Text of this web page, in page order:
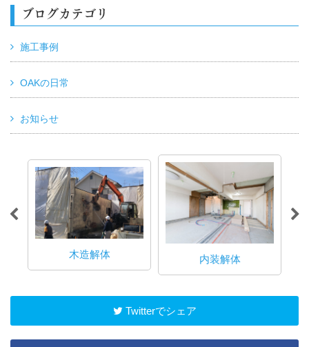
ブログカテゴリ
施工事例
OAKの日常
お知らせ
木造解体 内装解体
Twitterでシェア